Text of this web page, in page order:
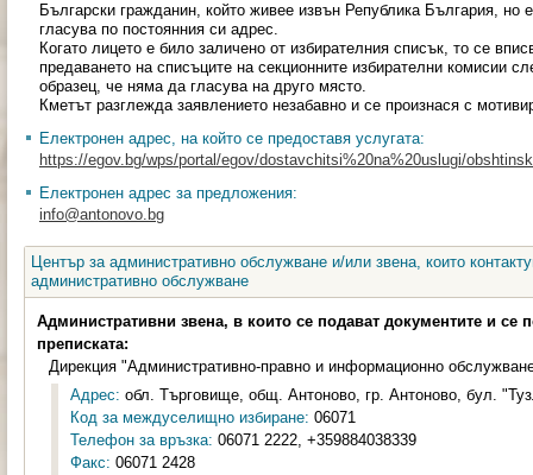
Български гражданин, който живее извън Република България, но
гласува по постоянния си адрес.
Когато лицето е било заличено от избирателния списък, то се
предаването на списъците на секционните избирателни комисии
образец, че няма да гласува на друго място.
Кметът разглежда заявлението незабавно и се произнася с
Електронен адрес, на който се предоставя услугата:
https://egov.bg/wps/portal/egov/dostavchitsi%20na%20uslugi/
Електронен адрес за предложения:
info@antonovo.bg
Център за административно обслужване и/или звена, които
административно обслужване
Административни звена, в които се подават документите и се
преписката:
Дирекция "Административно-правно и информационно
Адрес: обл. Търговище, общ. Антоново, гр. Антоново, бул.
Код за междуселищно избиране: 06071
Телефон за връзка: 06071 2222, +359884038339
Факс: 06071 2428